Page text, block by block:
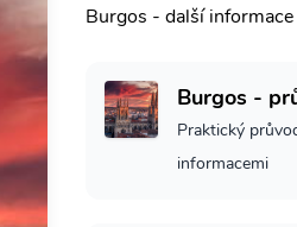
Burgos - další informace
Burgos -
Praktický
informacemi